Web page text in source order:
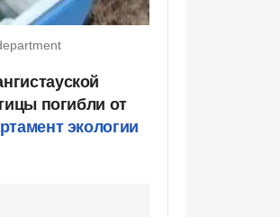
погибли от
экологии